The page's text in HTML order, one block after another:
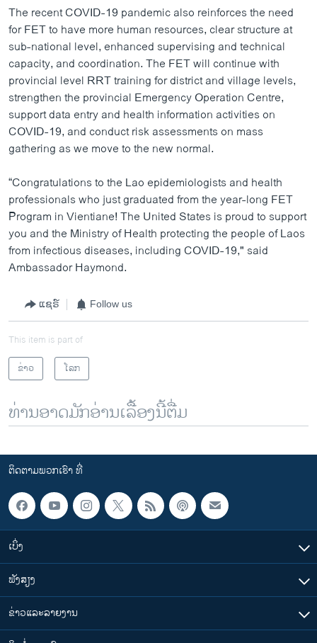
The recent COVID-19 pandemic also reinforces the need
for FET to have more human resources, clear structure at
sub-national level, enhanced supervising and technical
capacity, and coordination. The FET will continue with
provincial level RRT training for district and village levels,
strengthen the provincial Emergency Operation Centre,
support data entry and health information activities on
COVID-19, and conduct risk assessments on mass
gathering as we move to the new normal.
“Congratulations to the Lao epidemiologists and health
professionals who just graduated from the year-long FET
Program in Vientiane! The United States is proud to support
you and the Ministry of Health protecting the people of Laos
from infectious diseases, including COVID-19," said
Ambassador Haymond.
ແຊຣ໌ Follow us
This item is part of
ຂ່າວ
ໂລກ
ທ່ານອາດມັກອ່ານເລື້ອງນີ້ຕື່ມ
ຕິດຕາມພວກເຮົາ ທີ່
ເບິ່ງ
ຟັງສຽງ
ຂ່າວແລະລາຍງານ